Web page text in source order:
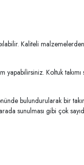
Kaliteli
Koltuk
bulundurularak bir
sunulması gibi çok